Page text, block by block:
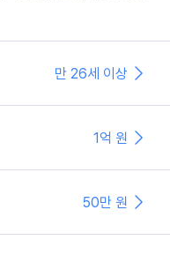
만 26세 이상
1억 원
50만 원